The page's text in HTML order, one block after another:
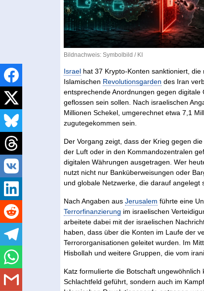
Bildnachweis: Symbolbild / KI
Israel hat 37 Krypto-Konten sanktioniert,
Islamischen Revolutionsgarden des Iran
entsprechende Anordnungen gegen
geflossen sein sollen. Nach israelischen
Millionen Schekel, umgerechnet etwa 7,1
zugutegekommen sein.
Der Vorgang zeigt, dass der Krieg gegen
der Luft oder in den Kommandozentralen
digitalen Währungen ausgetragen. Wer
nutzt nicht nur Banküberweisungen oder
und globale Netzwerke, die darauf angelegt
Nach Angaben ausJerusalem führte eine
Terrorfinanzierung im israelischen
arbeitete dabei mit der israelischen
haben, dass über die Konten im Laufe der
Terrororganisationen geleitet wurden. Im
Hisbollah und weitere Gruppen, die vom
Katz formulierte die Botschaft
Schlachtfeld geführt, sondern auch im